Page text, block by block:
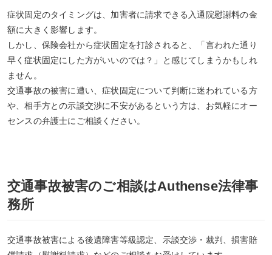
症状固定のタイミングは、加害者に請求できる入通院慰謝料の金
額に大きく影響します。
しかし、保険会社から症状固定を打診されると、「言われた通り
早く症状固定にした方がいいのでは？」と感じてしまうかもしれ
ません。
交通事故の被害に遭い、症状固定について判断に迷われている方
や、相手方との示談交渉に不安があるという方は、お気軽にオー
センスの弁護士にご相談ください。
交通事故被害のご相談はAuthense法律事
務所
交通事故被害による後遺障害等級認定、示談交渉・裁判、損害賠